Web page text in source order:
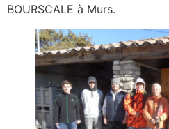
BOURSCALE à Murs.